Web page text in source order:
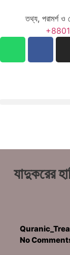
তথ্য, পরামর্শ ও
যাদুকরের
No